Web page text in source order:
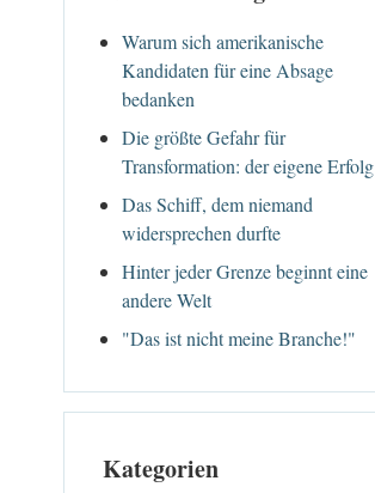
Warum sich amerikanische
Kandidaten für eine Absage
bedanken
Die größte Gefahr für
Transformation: der eigene Erfolg
Das Schiff, dem niemand
widersprechen durfte
Hinter jeder Grenze beginnt eine
andere Welt
"Das ist nicht meine Branche!"
Kategorien